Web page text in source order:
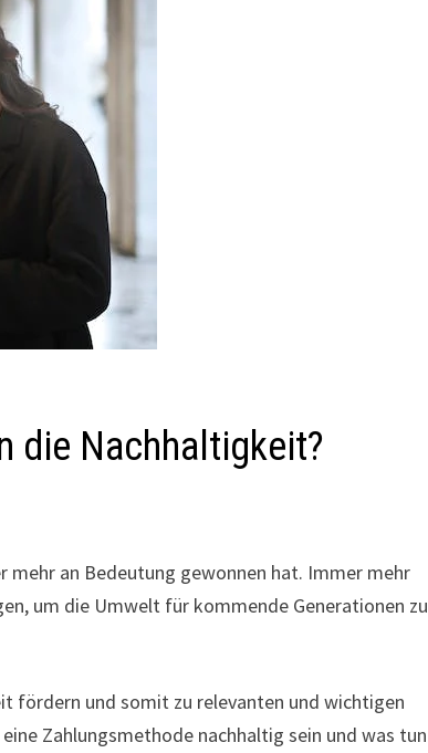
die Nachhaltigkeit?
an Bedeutung gewonnen hat. Immer mehr
um die Umwelt für kommende Generationen zu
fördern und somit zu relevanten und wichtigen
Zahlungsmethode nachhaltig sein und was tun